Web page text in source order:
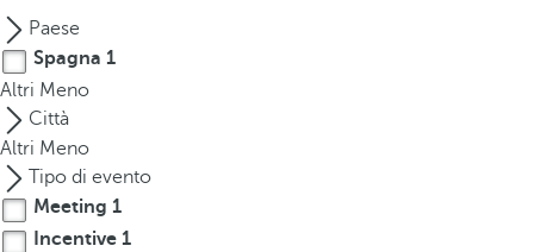
n
p
r
e
s
s
t
e
Paese
Spagna 1
Altri Meno
Città
Altri Meno
Tipo di evento
Meeting 1
Incentive 1